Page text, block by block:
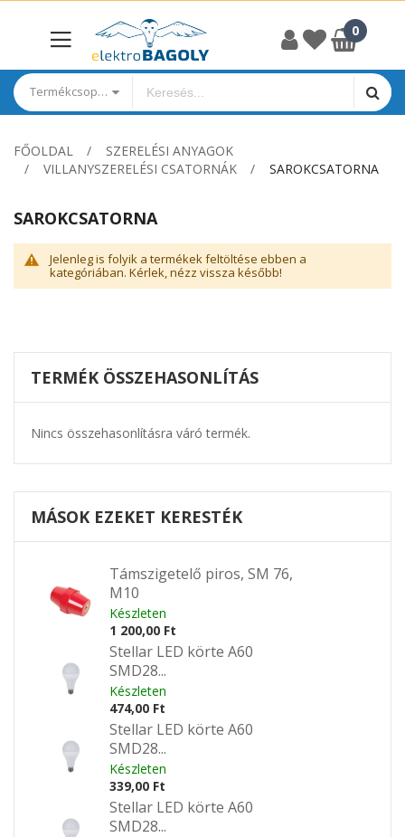
Termékcsoportok
FŐOLDAL
SZERELÉSI ANYAGOK
VILLANYSZERELÉSI CSATORNÁK
SAROKCSATORNA
SAROKCSATORNA
Jelenleg is folyik a termékek feltöltése ebben a
kategóriában. Kérlek, nézz vissza később!
TERMÉK ÖSSZEHASONLÍTÁS
Nincs összehasonlításra váró termék.
MÁSOK EZEKET KERESTÉK
Támszigetelő piros, SM 76,
M10
Készleten
1 200,00 Ft
Stellar LED körte A60
SMD28...
Készleten
474,00 Ft
Stellar LED körte A60
SMD28...
Készleten
339,00 Ft
Stellar LED körte A60
SMD28...